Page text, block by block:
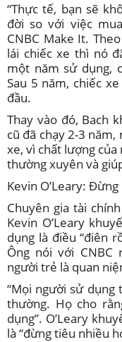
“Thực tế, bạn sẽ
đời so với việc
CNBC Make It.
lái chiếc xe thì nó
một năm sử dụng,
Sau 5 năm, chiếc
đầu.
Thay vào đó, Bach
cũ đã chạy 2-3 năm,
xe, vì chất lượng
thường xuyên và
Kevin O’Leary:
Chuyên gia tài
Kevin O’Leary
dụng là điều “điên
Ông nói với CNBC
người trẻ là quan
“Mọi người sử
thường. Họ cho
dụng”. O’Leary
là “đừng tiêu nhiều